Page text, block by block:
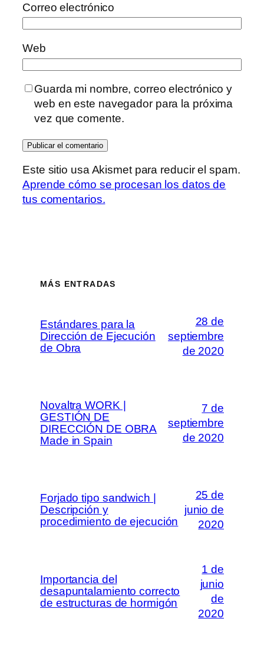
Correo electrónico
Web
Guarda mi nombre, correo electrónico y
web en este navegador para la próxima
vez que comente.
Este sitio usa Akismet para reducir el spam.
Aprende cómo se procesan los datos de
tus comentarios.
MÁS ENTRADAS
Estándares para la
Dirección de Ejecución
de Obra
28 de
septiembre
de 2020
Novaltra WORK |
GESTIÓN DE
DIRECCIÓN DE OBRA
Made in Spain
7 de
septiembre
de 2020
Forjado tipo sandwich |
Descripción y
procedimiento de ejecución
25 de
junio de
2020
Importancia del
desapuntalamiento correcto
de estructuras de hormigón
1 de
junio
de
2020